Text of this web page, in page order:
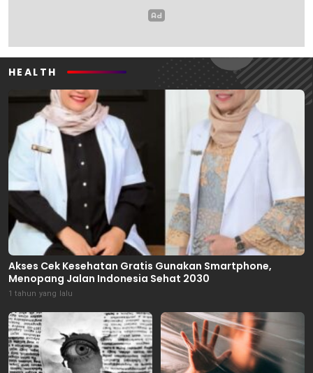
HEALTH
Akses Cek Kesehatan Gratis Gunakan Smartphone,
Menopang Jalan Indonesia Sehat 2030
1 tahun yang lalu